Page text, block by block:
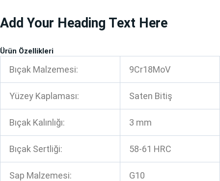
atla
Add Your Heading Text Here
Ürün Özellikleri
Bıçak Malzemesi: 9Cr18MoV
Yüzey Kaplaması: Saten Bitiş
Bıçak Kalınlığı: 3 mm
Bıçak Sertliği: 58-61 HRC
Sap Malzemesi: G10